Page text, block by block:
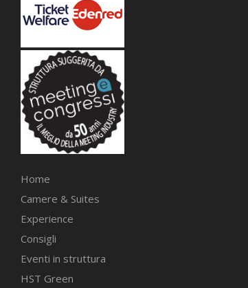
Home
Camere & Suites
Experience
Consigli
Eventi in struttura
HST Green